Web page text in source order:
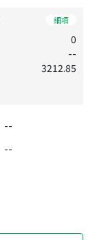
細項
0
--
3212.85
--
--